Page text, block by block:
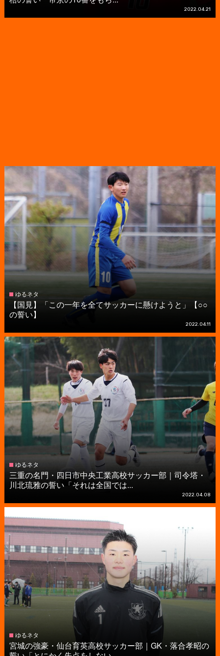
2022.04.21
ゆるネタ
【国見】「この一年を全てサッカーに懸けようと」【○○
の誓い】
2022.04.11
ゆるネタ
三重の名門・四日市中央工業高校サッカー部｜司令塔・
川北琉雅の誓い「それは全国では...
2022.04.08
ゆるネタ
宮城の強豪・仙台育英高校サッカー部｜GK・落合孝昭の